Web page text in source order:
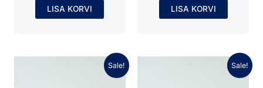
LISA KORVI LISA KORVI
Sale!
Praegune
hind
Sale!
Praegune
hind